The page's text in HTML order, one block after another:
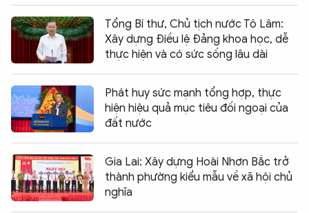
Tổng Bí thư, Chủ tịch nước Tô Lâm:
Xây dựng Điều lệ Đảng khoa học, dễ
thực hiện và có sức sống lâu dài
Phát huy sức mạnh tổng hợp, thực
hiện hiệu quả mục tiêu đối ngoại của
đất nước
Gia Lai: Xây dựng Hoài Nhơn Bắc trở
thành phường kiểu mẫu về xã hội chủ
nghĩa